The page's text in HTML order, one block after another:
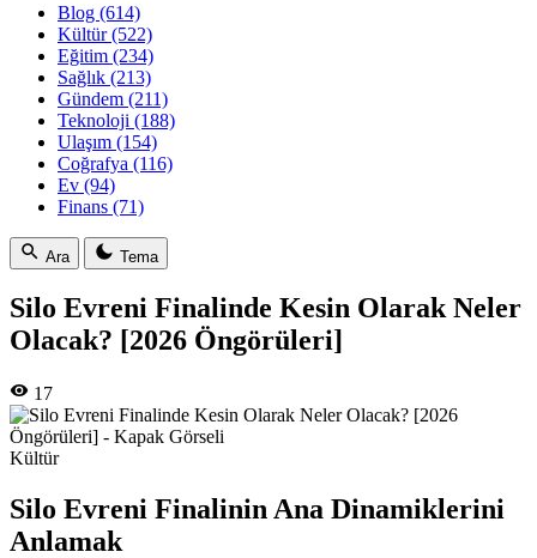
Blog (614)
Kültür(522)
Eğitim (234)
Sağlık (213)
Gündem (211)
Teknoloji (188)
Ulaşım (154)
Coğrafya (116)
Ev (94)
Finans (71)
Ara Tema
Silo Evreni Finalinde Kesin Olarak Neler
Olacak? [2026 Öngörüleri]
17
Kültür
Silo Evreni Finalinin Ana Dinamiklerini
Anlamak